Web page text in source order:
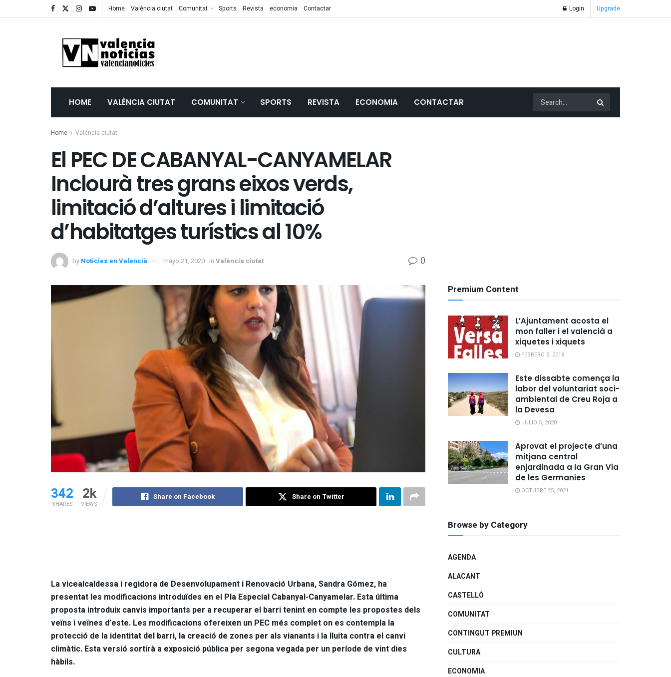
Home València ciutat Comunitat Sports Revista economia Contactar Login Upgrade
HOME VALÈNCIA CIUTAT COMUNITAT SPORTS REVISTA ECONOMIA CONTACTAR
Home València ciutat
El PEC DE CABANYAL-CANYAMELAR
Inclourà tres grans eixos verds,
limitació d’altures i limitació
d’habitatges turístics al 10%
by Noticies en Valencià mayo 21, 2020 in València ciutat 0
342
SHARES
2k
VIEWS
Share on Facebook Share on Twitter
La vicealcaldessa i regidora de Desenvolupament i Renovació Urbana, Sandra Gómez, ha
presentat les modificacions introduïdes en el Pla Especial Cabanyal-Canyamelar. Esta última
proposta introduix canvis importants per a recuperar el barri tenint en compte les propostes dels
veïns i veïnes d’este. Les modificacions ofereixen un PEC més complet on es contempla la
protecció de la identitat del barri, la creació de zones per als vianants i la lluita contra el canvi
climàtic. Esta versió sortirà a exposició pública per segona vegada per un període de vint dies
hàbils.
Premium Content
L’Ajuntament acosta el
mon faller i el valencià a
xiquetes i xiquets
FEBRERO 3, 2018
Este dissabte comença la
labor del voluntariat soci-
ambiental de Creu Roja a
la Devesa
JULIO 5, 2020
Aprovat el projecte d’una
mitjana central
enjardinada a la Gran Via
de les Germanies
OCTUBRE 25, 2021
Browse by Category
AGENDA
ALACANT
CASTELLÒ
COMUNITAT
CONTINGUT PREMIUN
CULTURA
ECONOMIA